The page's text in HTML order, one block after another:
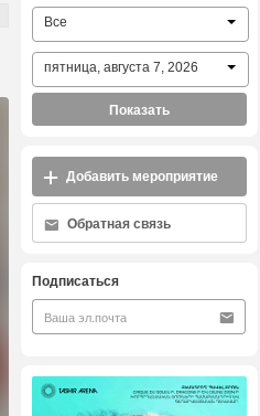
Все
пятница, августа 7, 2026
Показать
Добавить мероприятие
Обратная связь
Подписаться